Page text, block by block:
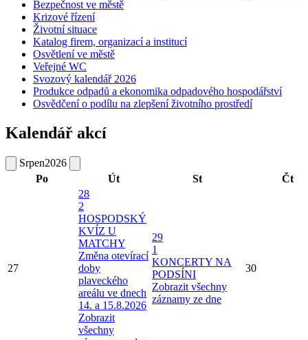
Bezpečnost ve městě
Krizové řízení
Životní situace
Katalog firem, organizací a institucí
Osvětlení ve městě
Veřejné WC
Svozový kalendář 2026
Produkce odpadů a ekonomika odpadového hospodářství
Osvědčení o podílu na zlepšení životního prostředí
Kalendář akcí
Srpen2026
Po
Út St Čt
27
28
2
HOSPODSKÝ
KVÍZ U
MATCHY
Změna otevírací
doby
plaveckého
areálu ve dnech
14. a 15.8.2026
Zobrazit
všechny
29
1
KONCERTY NA
PODSÍNI
Zobrazit všechny
záznamy ze dne
30